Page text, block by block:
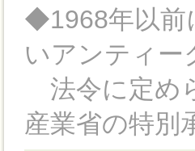
◆1968年以前
いアンティー
法令に定め
産業省の特別